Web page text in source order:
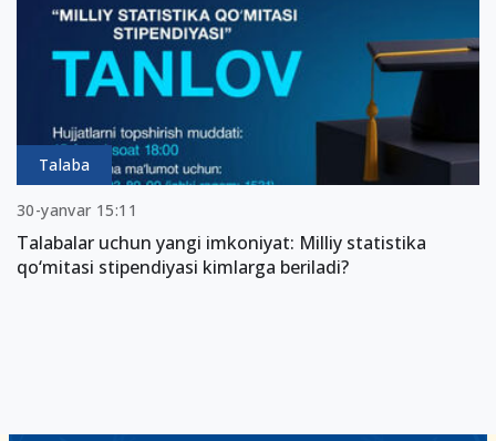
Talaba
30-yanvar 15:11
Talabalar uchun yangi imkoniyat: Milliy statistika
qo‘mitasi stipendiyasi kimlarga beriladi?